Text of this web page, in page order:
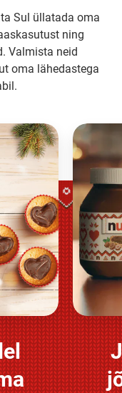
Sul üllatada oma
ning
Valmista neid
oma lähedastega